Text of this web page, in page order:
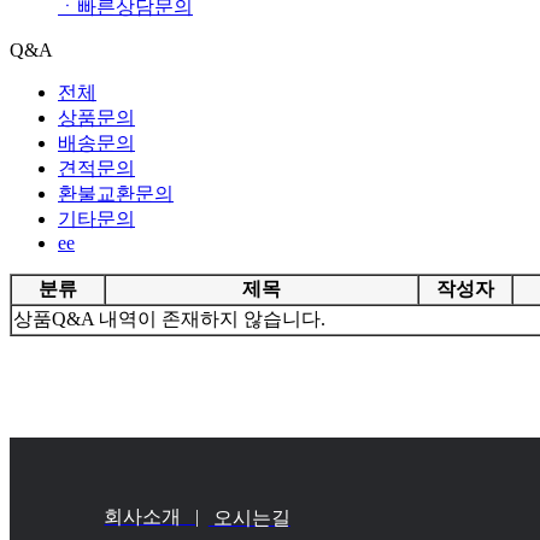
ㆍ 빠른상담문의
Q&A
전체
상품문의
배송문의
견적문의
환불교환문의
기타문의
ee
분류 제목
작성자
상품Q&A 내역이 존재하지 않습니다.
회사소개 | 오시는길